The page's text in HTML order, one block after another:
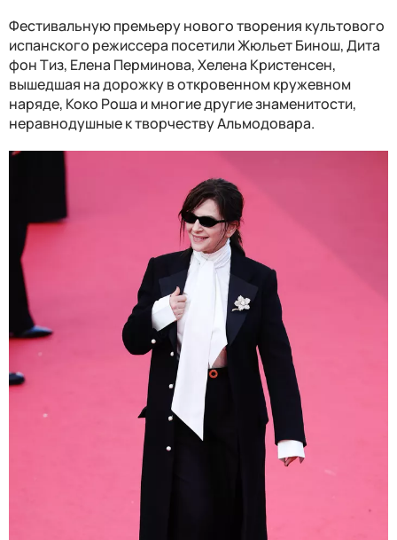
Фестивальную премьеру нового творения культового
испанского режиссера посетили Жюльет Бинош, Дита
фон Тиз, Елена Перминова, Хелена Кристенсен,
вышедшая на дорожку в откровенном кружевном
наряде, Коко Роша и многие другие знаменитости,
неравнодушные к творчеству Альмодовара.